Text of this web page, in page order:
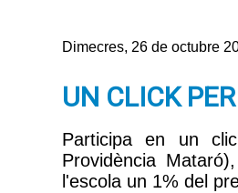
Dimecres, 26 de octubre
UN CLICK
Participa en un
Providència
l'escola un 1% del